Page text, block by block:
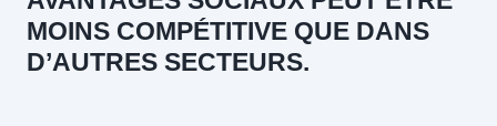
MOINS COMPÉTITIVE QUE DANS
D’AUTRES SECTEURS.